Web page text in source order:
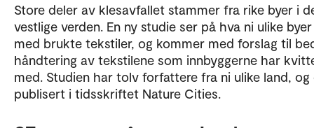
Store deler av klesavfallet stammer fra rike byer i
vestlige verden. En ny studie ser på hva ni ulike
med brukte tekstiler, og kommer med forslag til
håndtering av tekstilene som innbyggerne har
med. Studien har tolv forfattere fra ni ulike land, og
publisert i tidsskriftet Nature Cities.